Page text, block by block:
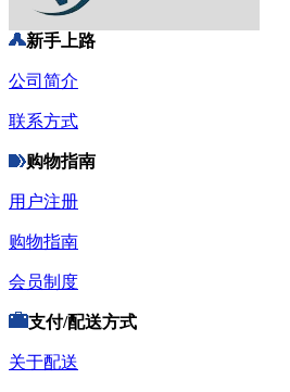
新手上路
公司简介
联系方式
购物指南
用户注册
购物指南
会员制度
支付/配送方式
关于配送